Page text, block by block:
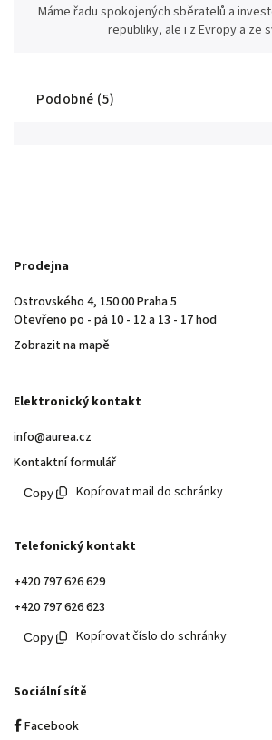
Máme řadu spokojených sběratelů a
republiky, ale i z Evropy a ze
Podobné (5)
Prodejna
Ostrovského 4, 150 00 Praha 5
Otevřeno po - pá 10 - 12 a 13 - 17 hod
Zobrazit na mapě
Elektronický kontakt
info@aurea.cz
Kontaktní formulář
Kopírovat mail do schránky
Telefonický kontakt
+420 797 626 629
+420 797 626 623
Kopírovat číslo do schránky
Sociální sítě
Facebook